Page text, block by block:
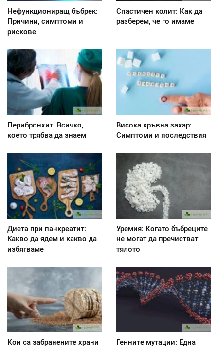
Нефункциониращ бъбрек:
Причини, симптоми и
рискове
Спастичен колит: Как да
разберем, че го имаме
Перибронхит: Всичко,
което трябва да знаем
Висока кръвна захар:
Симптоми и последствия
Диета при панкреатит:
Kакво да ядем и какво да
избягваме
Уремия: Когато бъбреците
не могат да пречистват
тялото
Кои са забранените храни Генните мутации: Една